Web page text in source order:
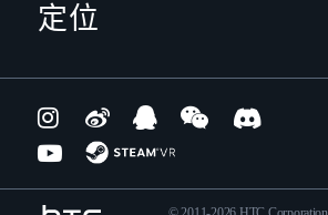
定位